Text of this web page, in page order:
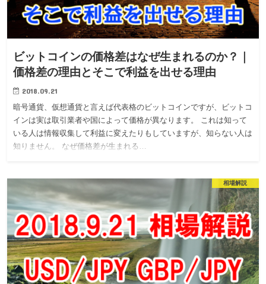
ビットコインの価格差はなぜ生まれるのか？｜
価格差の理由とそこで利益を出せる理由
2018.09.21
暗号通貨、仮想通貨と言えば代表格のビットコインですが、ビットコ
インは実は取引業者や国によって価格が異なります。 これは知って
いる人は情報収集して利益に変えたりもしていますが、知らない人は
知りません。 なぜ価格差が生まれる…
相場解説